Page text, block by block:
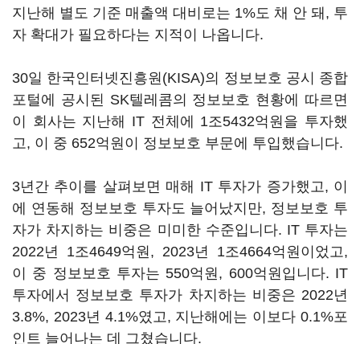
지난해 별도 기준 매출액 대비로는 1%도 채 안 돼, 투
자 확대가 필요하다는 지적이 나옵니다.
30일 한국인터넷진흥원(KISA)의 정보보호 공시 종합
포털에 공시된 SK텔레콤의 정보보호 현황에 따르면
이 회사는 지난해 IT 전체에 1조5432억원을 투자했
고, 이 중 652억원이 정보보호 부문에 투입했습니다.
3년간 추이를 살펴보면 매해 IT 투자가 증가했고, 이
에 연동해 정보보호 투자도 늘어났지만, 정보보호 투
자가 차지하는 비중은 미미한 수준입니다. IT 투자는
2022년 1조4649억원, 2023년 1조4664억원이었고,
이 중 정보보호 투자는 550억원, 600억원입니다. IT
투자에서 정보보호 투자가 차지하는 비중은 2022년
3.8%, 2023년 4.1%였고, 지난해에는 이보다 0.1%포
인트 늘어나는 데 그쳤습니다.